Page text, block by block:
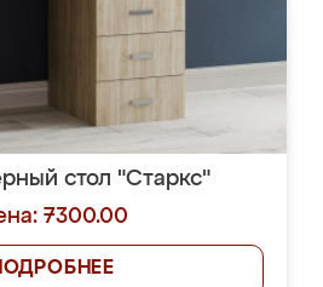
стол "Старкс"
7300.00